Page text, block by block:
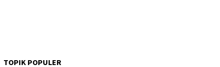
TOPIK POPULER